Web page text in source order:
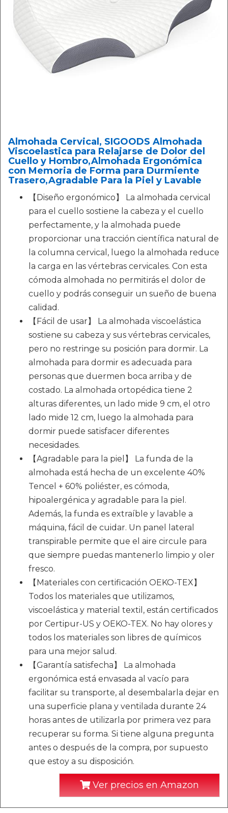
Almohada Cervical, SIGOODS Almohada
Viscoelastica para Relajarse de Dolor del
Cuello y Hombro,Almohada Ergonómica
con Memoria de Forma para Durmiente
Trasero,Agradable Para la Piel y Lavable
【Diseño ergonómico】 La almohada cervical
para el cuello sostiene la cabeza y el cuello
perfectamente, y la almohada puede
proporcionar una tracción científica natural de
la columna cervical, luego la almohada reduce
la carga en las vértebras cervicales. Con esta
cómoda almohada no permitirás el dolor de
cuello y podrás conseguir un sueño de buena
calidad.
【Fácil de usar】 La almohada viscoelástica
sostiene su cabeza y sus vértebras cervicales,
pero no restringe su posición para dormir. La
almohada para dormir es adecuada para
personas que duermen boca arriba y de
costado. La almohada ortopédica tiene 2
alturas diferentes, un lado mide 9 cm, el otro
lado mide 12 cm, luego la almohada para
dormir puede satisfacer diferentes
necesidades.
【Agradable para la piel】 La funda de la
almohada está hecha de un excelente 40%
Tencel + 60% poliéster, es cómoda,
hipoalergénica y agradable para la piel.
Además, la funda es extraíble y lavable a
máquina, fácil de cuidar. Un panel lateral
transpirable permite que el aire circule para
que siempre puedas mantenerlo limpio y oler
fresco.
【Materiales con certificación OEKO-TEX】
Todos los materiales que utilizamos,
viscoelástica y material textil, están certificados
por Certipur-US y OEKO-TEX. No hay olores y
todos los materiales son libres de químicos
para una mejor salud.
【Garantía satisfecha】 La almohada
ergonómica está envasada al vacío para
facilitar su transporte, al desembalarla dejar en
una superficie plana y ventilada durante 24
horas antes de utilizarla por primera vez para
recuperar su forma. Si tiene alguna pregunta
antes o después de la compra, por supuesto
que estoy a su disposición.
Ver precios en Amazon